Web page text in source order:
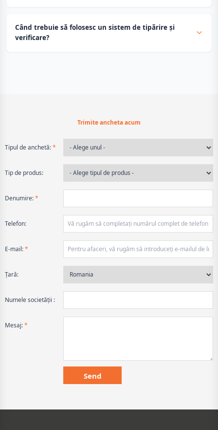
Când trebuie să folosesc un sistem de tipărire și
verificare?
Trimite ancheta acum
Tipul de anchetă:*
Tip de produs:
Denumire:*
Telefon:
E-mail:*
Țară:
Numele societății :
Mesaj:*